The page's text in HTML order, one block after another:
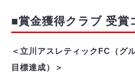
■賞金獲得クラブ 受賞
＜立川アスレティックFC（グ
目標達成）＞